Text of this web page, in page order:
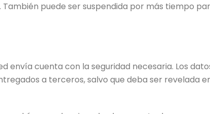
puede ser suspendida por más tiempo
envía cuenta con la seguridad necesaria. Los
a terceros, salvo que deba ser revelada